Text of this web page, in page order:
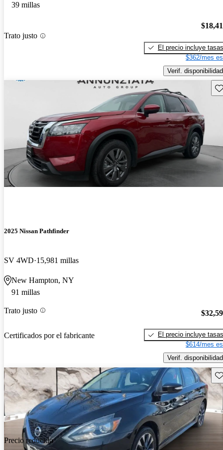
39 millas
Trato justo
El precio incluye tasas
$362/mes
Verif. disponibilidad
2025 Nissan Pathfinder
SV 4WD 15,981 millas
New Hampton, NY
91 millas
Trato justo
Certificados por el fabricante
El precio incluye tasas
$614/mes
Verif. disponibilidad
Precio reducido